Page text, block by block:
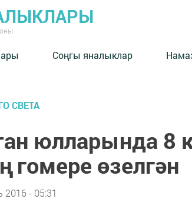
Соңгы яналыклар
СВЕТА
юлларында 8
гомере өзелгән
2016 - 05:31